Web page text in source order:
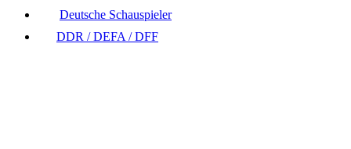
Deutsche Schauspieler
DDR / DEFA / DFF